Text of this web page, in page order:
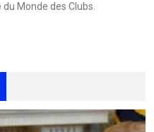
Monde des Clubs.